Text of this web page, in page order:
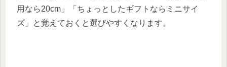
用なら20cm」「ちょっとしたギフトならミニサイ
ズ」と覚えておくと選びやすくなります。